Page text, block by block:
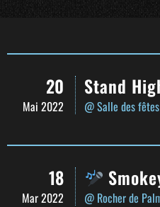
20
Mai 2022
Stand
@ Salle des
18
Mar 2022 @ Rocher de